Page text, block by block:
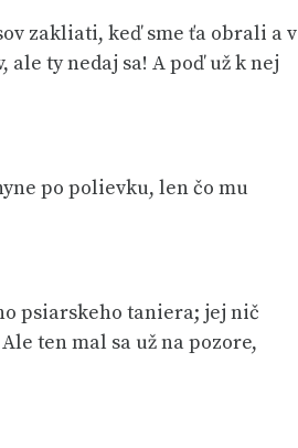
zakliati, keď sme ťa obrali a v
ty nedaj sa! A poď už k nej
po polievku, len čo mu
psiarskeho taniera; jej nič
ten mal sa už na pozore,